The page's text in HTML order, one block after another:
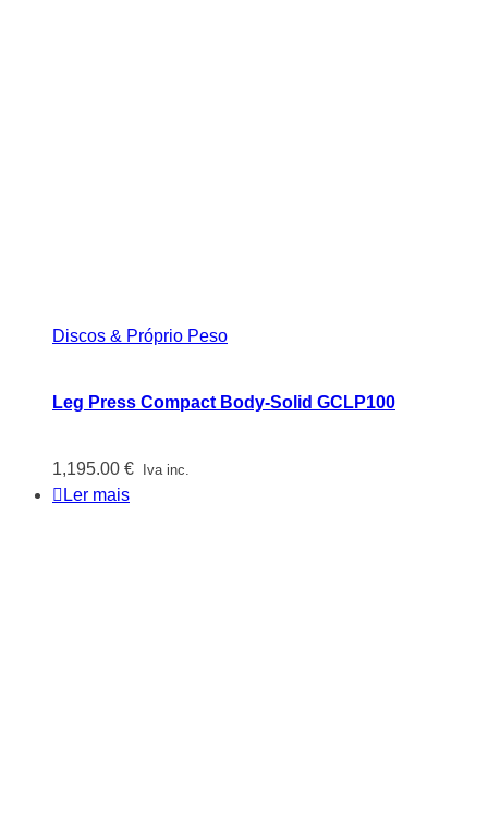
Discos & Próprio Peso
Leg Press Compact Body-Solid GCLP100
1,195.00 € Iva inc.
Ler mais